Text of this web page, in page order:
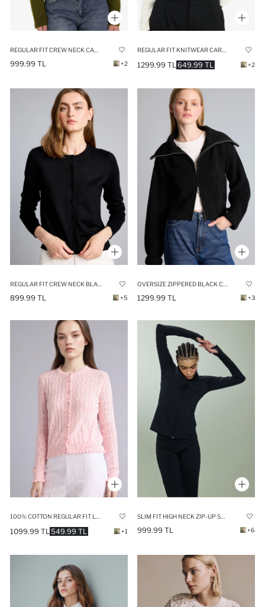
999.99 TL +2 649.99 TL
1299.99 TL +2
899.99 TL +5 1299.99 TL +3
549.99 TL
1099.99 TL +1 999.99 TL +6